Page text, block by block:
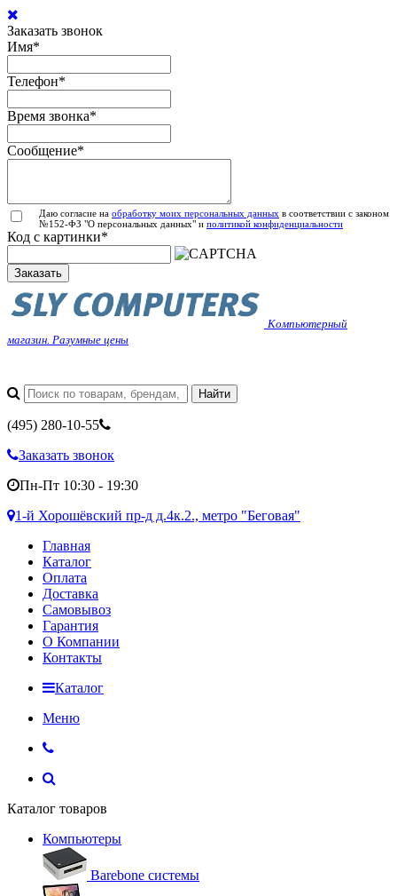
Заказать звонок
Имя*
Телефон*
Время звонка*
Сообщение*
Даю согласие на обработку моих персональных данных в соответствии с законом
№152-ФЗ "О персональных данных" и политикой конфиденциальности
Код с картинки*
Заказать
Компьютерный
магазин. Разумные цены
(495) 280-10-55
Заказать звонок
Пн-Пт 10:30 - 19:30
1-й Хорошёвский пр-д д.4к.2., метро "Беговая"
Главная
Каталог
Оплата
Доставка
Самовывоз
Гарантия
О Компании
Контакты
Каталог
Меню
Каталог товаров
Компьютеры
Barebone системы